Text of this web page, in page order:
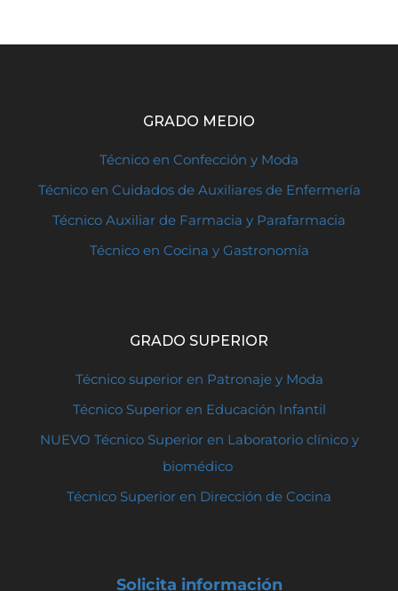
GRADO MEDIO
Técnico en Confección y Moda
Técnico en Cuidados de Auxiliares de Enfermería
Técnico Auxiliar de Farmacia y Parafarmacia
Técnico en Cocina y Gastronomía
GRADO SUPERIOR
Técnico superior en Patronaje y Moda
Técnico Superior en Educación Infantil
NUEVO Técnico Superior en Laboratorio clínico y
biomédico
Técnico Superior en Dirección de Cocina
Solicita información